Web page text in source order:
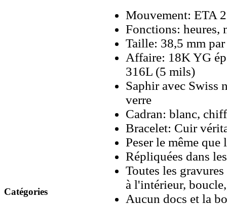
Catégories
Mouvement: ETA
Fonctions: heures,
Taille: 38,5 mm
Affaire: 18K YG
316L (5 mils)
Saphir avec Swiss
verre
Cadran: blanc,
Bracelet: Cuir
Peser le même
Répliquées dans
Toutes les
à l'intérieur,
Aucun docs et la